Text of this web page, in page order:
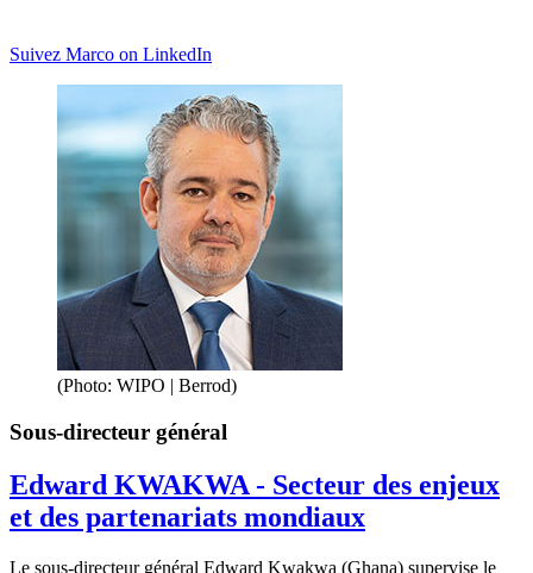
Suivez Marco on LinkedIn
(Photo: WIPO | Berrod)
Sous-directeur général
Edward KWAKWA - Secteur des enjeux
et des partenariats mondiaux
Le sous-directeur général Edward Kwakwa (Ghana) supervise le